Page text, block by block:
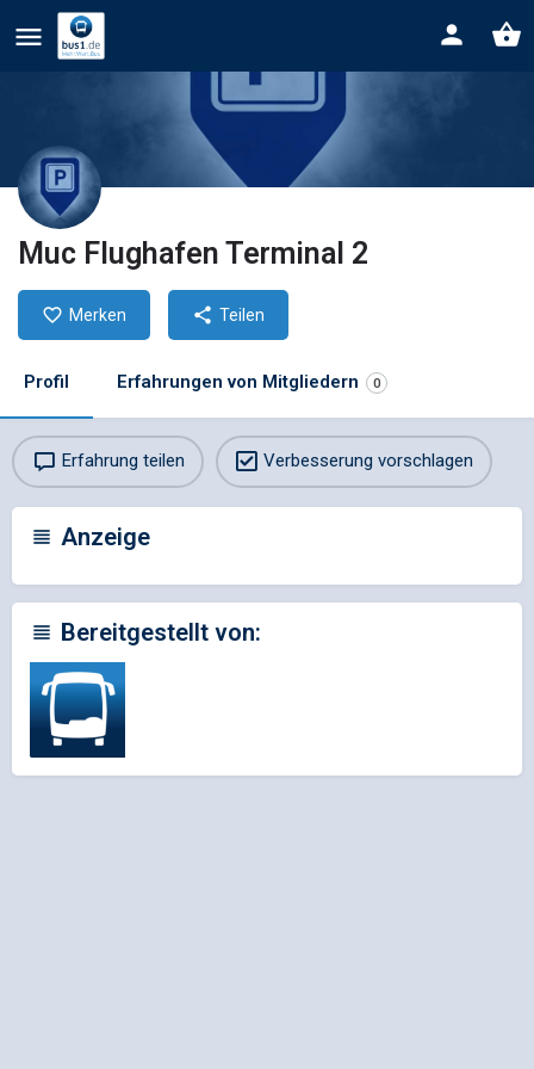
Muc Flughafen Terminal 2
Merken Teilen
Profil Erfahrungen von Mitgliedern 0
Erfahrung teilen Verbesserung vorschlagen
Anzeige
Bereitgestellt von: